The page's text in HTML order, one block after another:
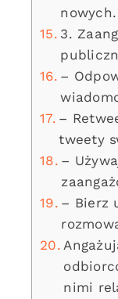
nowych.
3.
–
–
tweety
–
– Bierz
nimi